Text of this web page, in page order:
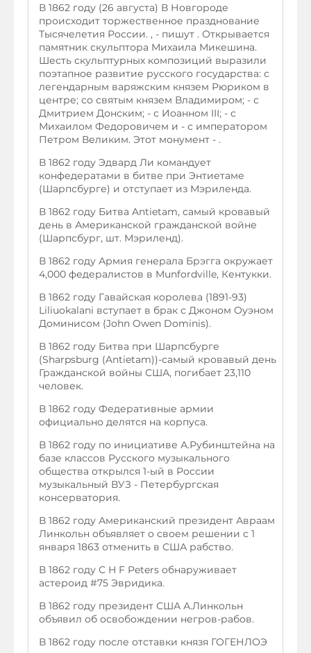
В 1862 году (26 августа) В Новгороде
происходит торжественное празднование
Тысячелетия России. , - пишут . Открывается
памятник скульптора Михаила Микешина.
Шесть скульптурных композиций выразили
поэтапное развитие русского государства: с
легендарным варяжским князем Рюриком в
центре; со святым князем Владимиром; - с
Дмитрием Донским; - с Иоанном III; - с
Михаилом Федоровичем и - с императором
Петром Великим. Этот монумент - .
В 1862 году Эдвард Ли командует
конфедератами в битве при Энтиетаме
(Шарпсбурге) и отступает из Мэриленда.
В 1862 году Битва Antietam, самый кровавый
день в Американской гражданской войне
(Шарпсбург, шт. Мэриленд).
В 1862 году Армия генерала Брэгга окружает
4,000 федералистов в Munfordville, Кентукки.
В 1862 году Гавайская королева (1891-93)
Liliuokalani вступает в брак с Джоном Оуэном
Доминисом (John Owen Dominis).
В 1862 году Битва при Шарпсбурге
(Sharpsburg (Antietam))-самый кровавый день
Гражданской войны США, погибает 23,110
человек.
В 1862 году Федеративные армии
официально делятся на корпуса.
В 1862 году по инициативе А.Рубинштейна на
базе классов Русского музыкального
общества открылся 1-ый в России
музыкальный ВУЗ - Петербургская
консерватория.
В 1862 году Американский президент Авраам
Линкольн объявляет о своем решении с 1
января 1863 отменить в США рабство.
В 1862 году C H F Peters обнаруживает
астероид #75 Эвридика.
В 1862 году президент США А.Линкольн
объявил об освобождении негров-рабов.
В 1862 году после отставки князя ГОГЕНЛОЭ